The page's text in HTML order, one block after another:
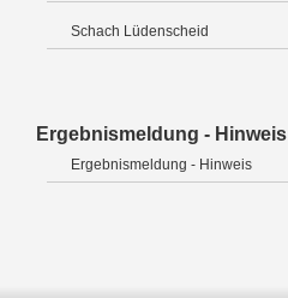
Schach Lüdenscheid
Ergebnismeldung - Hinweis
Ergebnismeldung - Hinweis